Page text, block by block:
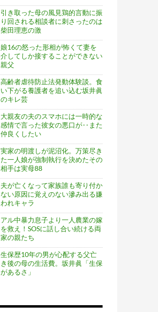
引き取った母の風見鶏的言動に振
り回される相談者に刺さったのは
柴田理恵の激
娘16の怒った形相が怖くて妻を
介してしか接することができない
親父
高齢者虐待防止法発動体験談。食
い下がる養護者を追い込む坂井眞
のキレ芸
大親友の夫のスマホには一時的な
感情で言った彼女の悪口が‥また
仲良くしたい
実家の明渡しが泥沼化。万策尽き
た一人娘が強制執行を決めたその
相手は実母88
夫が亡くなって家族誰も寄り付か
ない原因に覚えのない滲み出る嫌
われキャラ
アル中暴力息子より一人農業の嫁
を救え！SOSに話し合い続ける両
家の親たち
生保歴10年の男が心配する父亡
き後の母の生活費。坂井眞「生保
があるさ」